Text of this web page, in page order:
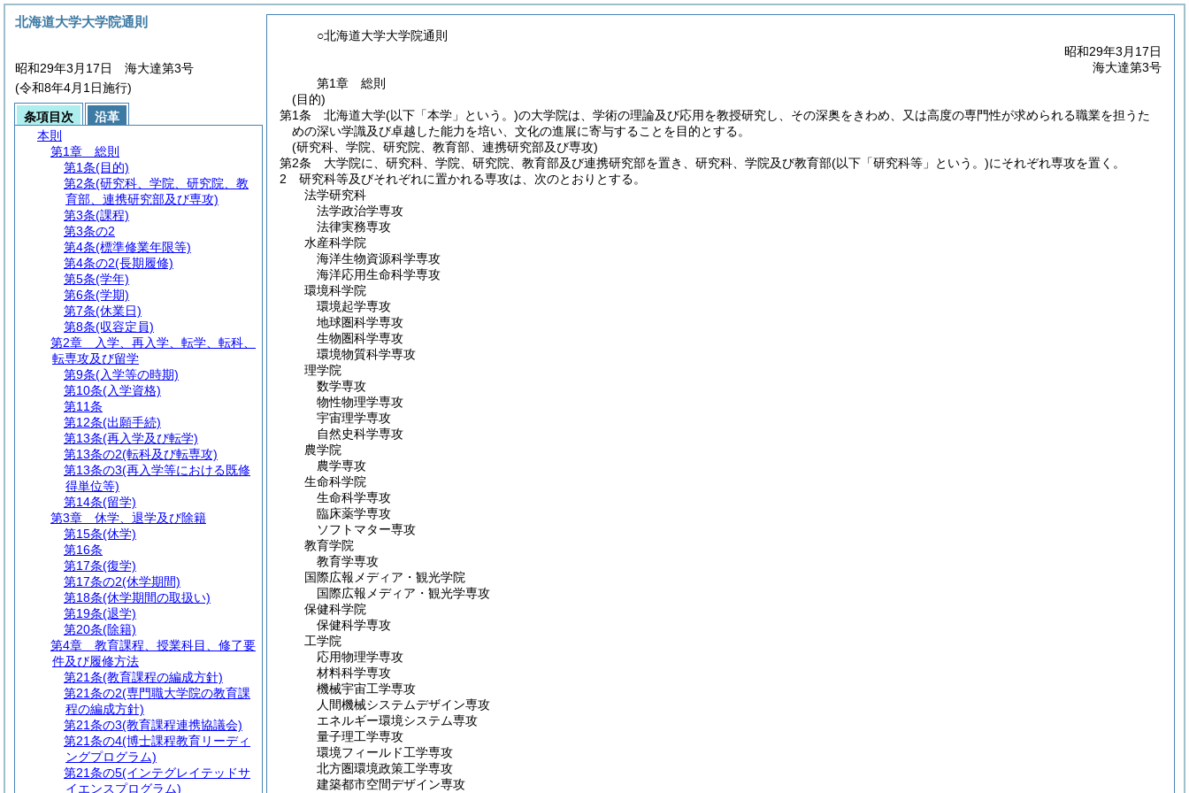
○北海道大学大学院通則
昭和29年3月17日
海大達第3号
第1章
総則
(目的)
第1条
北海道大学(以下「本学」という。)の大学院は、学術の理論及び応用を教授研究し、その深奥をきわめ、又は高度の専門性が求められる職業を担うた
めの深い学識及び卓越した能力を培い、文化の進展に寄与することを目的とする。
(研究科、学院、研究院、教育部、連携研究部及び専攻)
第2条
大学院に、研究科、学院、研究院、教育部及び連携研究部を置き、研究科、学院及び教育部(以下「研究科等」という。)にそれぞれ専攻を置く。
2
研究科等及びそれぞれに置かれる専攻は、次のとおりとする。
法学研究科
法学政治学専攻
法律実務専攻
水産科学院
海洋生物資源科学専攻
海洋応用生命科学専攻
環境科学院
環境起学専攻
地球圏科学専攻
生物圏科学専攻
環境物質科学専攻
理学院
数学専攻
物性物理学専攻
宇宙理学専攻
自然史科学専攻
農学院
農学専攻
生命科学院
生命科学専攻
臨床薬学専攻
ソフトマター専攻
教育学院
教育学専攻
国際広報メディア・観光学院
国際広報メディア・観光学専攻
保健科学院
保健科学専攻
工学院
応用物理学専攻
材料科学専攻
機械宇宙工学専攻
人間機械システムデザイン専攻
エネルギー環境システム専攻
量子理工学専攻
環境フィールド工学専攻
北方圏環境政策工学専攻
建築都市空間デザイン専攻
北海道大学大学院通則
昭和29年3月17日 海大達第3号
(令和8年4月1日施行)
条項目次
沿革
本則
第1章
総則
第1条(目的)
第2条(研究科、学院、研究院、教
育部、連携研究部及び専攻)
第3条(課程)
第3条の2
第4条(標準修業年限等)
第4条の2(長期履修)
第5条(学年)
第6条(学期)
第7条(休業日)
第8条(収容定員)
第2章
入学、再入学、転学、転科、
転専攻及び留学
第9条(入学等の時期)
第10条(入学資格)
第11条
第12条(出願手続)
第13条(再入学及び転学)
第13条の2(転科及び転専攻)
第13条の3(再入学等における既修
得単位等)
第14条(留学)
第3章
休学、退学及び除籍
第15条(休学)
第16条
第17条(復学)
第17条の2(休学期間)
第18条(休学期間の取扱い)
第19条(退学)
第20条(除籍)
第4章
教育課程、授業科目、修了要
件及び履修方法
第21条(教育課程の編成方針)
第21条の2(専門職大学院の教育課
程の編成方針)
第21条の3(教育課程連携協議会)
第21条の4(博士課程教育リーディ
ングプログラム)
第21条の5(インテグレイテッドサ
イエンスプログラム)